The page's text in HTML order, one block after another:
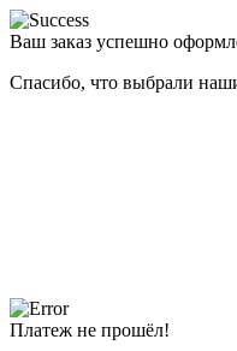
Ваш заказ успешно
Спасибо, что выбрали
Платеж не прошёл!